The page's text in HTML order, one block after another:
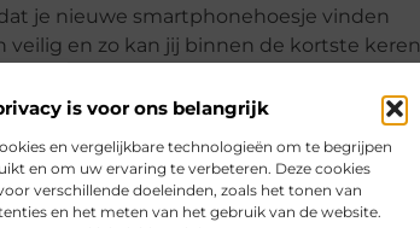
is voor ons belangrijk
en vergelijkbare technologieën om te begrijpen
en om uw ervaring te verbeteren. Deze cookies
verschillende doeleinden, zoals het tonen van
en het meten van het gebruik van de website.
je nieuwe smartphonehoesje vinden
en zo kan jij binnen de kortste keren
op de website vinden.